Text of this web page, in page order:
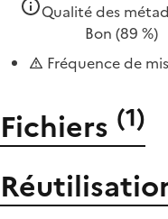
Qualité des
Bon (89 %)
Fréquence de
Fichiers (1)